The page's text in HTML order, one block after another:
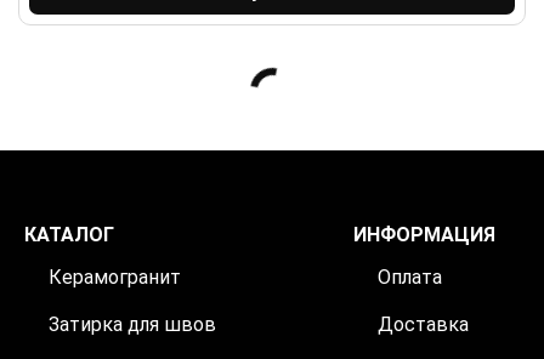
КАТАЛОГ
Керамогранит
Затирка для швов
ИНФОРМАЦИЯ
Оплата
Доставка